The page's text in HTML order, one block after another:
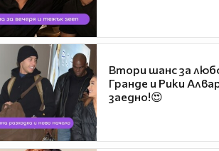
Втори шанс за
Гранде и Рики
заедно!😍